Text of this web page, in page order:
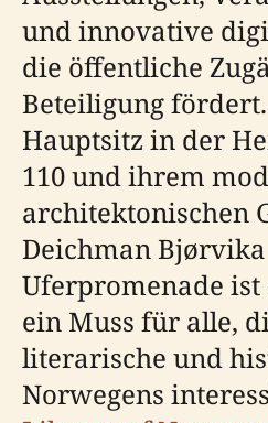
und innovative
die öffentliche
Beteiligung
Hauptsitz in der
110 und ihrem
architektonischen
Deichman Bjørvika
Uferpromenade
ein Muss für alle,
literarische und
Norwegens